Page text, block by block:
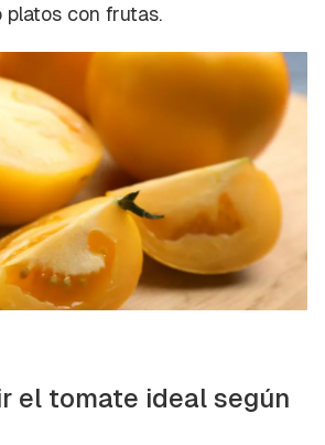
platos con frutas.
el tomate ideal según